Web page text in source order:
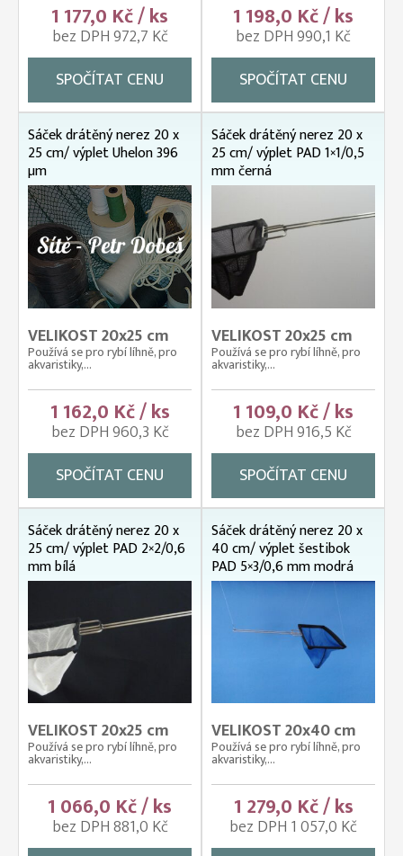
1 177,0 Kč / ks
bez DPH 972,7 Kč
SPOČÍTAT CENU
1 198,0 Kč / ks
bez DPH 990,1 Kč
SPOČÍTAT CENU
Sáček drátěný nerez 20 x
25 cm/ výplet Uhelon 396
µm
VELIKOST 20x25 cm
Používá se pro rybí líhně, pro
akvaristiky,...
1 162,0 Kč / ks
bez DPH 960,3 Kč
SPOČÍTAT CENU
Sáček drátěný nerez 20 x
25 cm/ výplet PAD 1×1/0,5
mm černá
VELIKOST 20x25 cm
Používá se pro rybí líhně, pro
akvaristiky,...
1 109,0 Kč / ks
bez DPH 916,5 Kč
SPOČÍTAT CENU
Sáček drátěný nerez 20 x
25 cm/ výplet PAD 2×2/0,6
mm bílá
VELIKOST 20x25 cm
Používá se pro rybí líhně, pro
akvaristiky,...
1 066,0 Kč / ks
bez DPH 881,0 Kč
Sáček drátěný nerez 20 x
40 cm/ výplet šestibok
PAD 5×3/0,6 mm modrá
VELIKOST 20x40 cm
Používá se pro rybí líhně, pro
akvaristiky,...
1 279,0 Kč / ks
bez DPH 1 057,0 Kč